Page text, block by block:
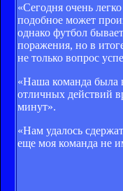
«Сегодня очень
подобное может
однако футбол
поражения, но в
не только вопрос
«Наша команда была
отличных действий
минут».
«Нам удалось
еще моя команда не